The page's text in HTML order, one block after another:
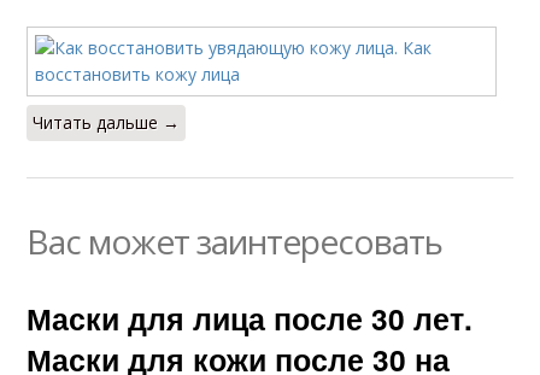
Читать дальше →
Вас может заинтересовать
Маски для лица после 30 лет.
Маски для кожи после 30 на